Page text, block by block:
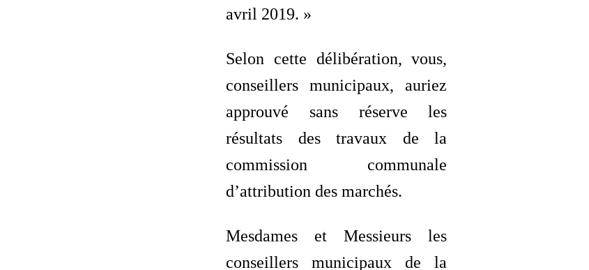
avril 2019. »
Selon cette délibération, vous,
conseillers municipaux, auriez
approuvé sans réserve les
résultats des travaux de la
commission communale
d’attribution des marchés.
Mesdames et Messieurs les
conseillers municipaux de la